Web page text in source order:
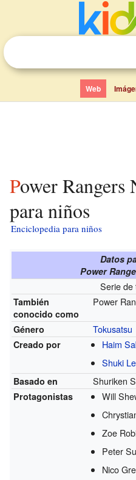
Web
Power Rangers Ninja Steel
para niños
Enciclopedia para niños
Datos
Power
Serie de
También
conocido como
Power
Género Tokusatsu
Creado por
Haim
Shuki
Basado en Shuriken
Protagonistas
Will
Zoe
Peter
Nico